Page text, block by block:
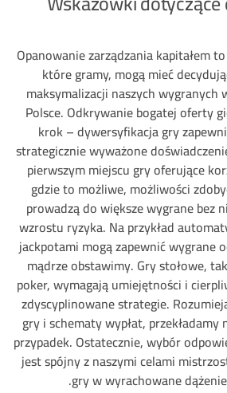
Opanowanie zarządzania kapitałem
które gramy, mogą mieć
maksymalizacji naszych wygranych
Polsce. Odkrywanie bogatej oferty
krok – dywersyfikacja gry
strategicznie wyważone
pierwszym miejscu gry oferujące
gdzie to możliwe, możliwości
prowadzą do większe wygrane bez
wzrostu ryzyka. Na przykład
jackpotami mogą zapewnić wygrane
mądrze obstawimy. Gry stołowe,
poker, wymagają umiejętności i
zdyscyplinowane strategie.
gry i schematy wypłat, przekładamy
przypadek. Ostatecznie, wybór
jest spójny z naszymi celami
gry w wyrachowane